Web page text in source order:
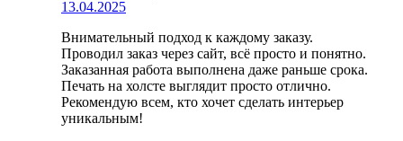
13.04.2025
Внимательный подход к каждому заказу.
Проводил заказ через сайт, всё просто и понятно.
Заказанная работа выполнена даже раньше срока.
Печать на холсте выглядит просто отлично.
Рекомендую всем, кто хочет сделать интерьер
уникальным!